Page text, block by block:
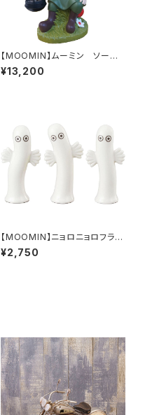
【MOOMIN】ムーミン ソーラ
ーランタン（スナフキン/KC510
8）
¥13,200
【MOOMIN】ニョロニョロフラワ
ーベース3点セット（KC5085）
¥2,750